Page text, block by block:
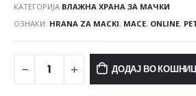
КАТЕГОРИЈА ВЛАЖНА ХРАНА ЗА МАЧКИ
ОЗНАКИ: HRANA ZA MACKI, MACE, ONLINE,
ДОДАЈ ВО